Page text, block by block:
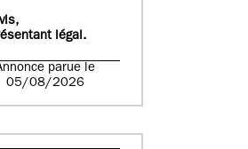
légal.
parue le
05/08/2026